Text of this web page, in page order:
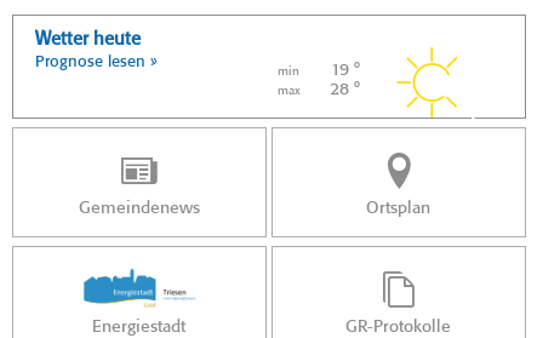
Wetter heute
Prognose lesen »
min 19 °
max 28 °
Gemeindenews Ortsplan
Energiestadt GR-Protokolle